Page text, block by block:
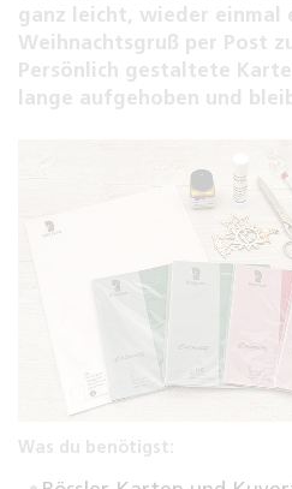
ganz leicht, wieder einmal
Weihnachtsgruß per Post
Persönlich gestaltete
lange aufgehoben und
Was du benötigst: